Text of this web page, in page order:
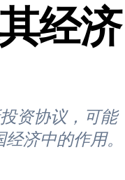
经济
资协议，可能
济中的作用。